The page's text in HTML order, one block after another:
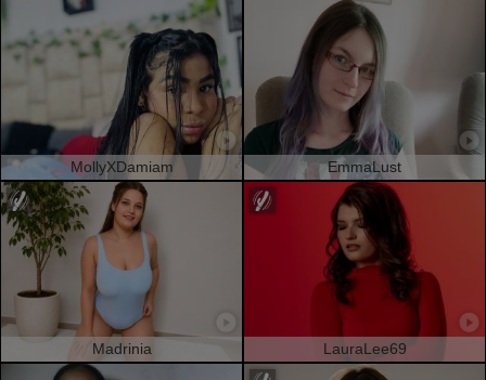
MollyXDamiam EmmaLust
Madrinia LauraLee69